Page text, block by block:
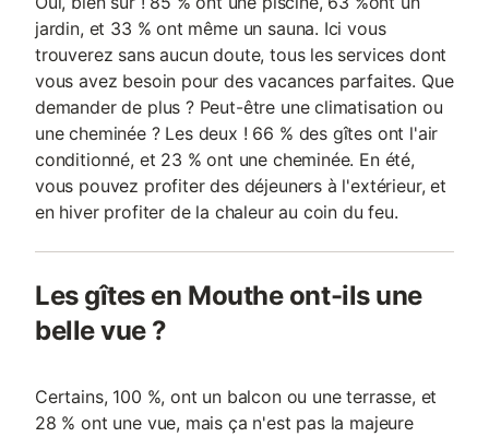
jardin, et 33 % ont même un sauna. Ici vous
trouverez sans aucun doute, tous les services dont
vous avez besoin pour des vacances parfaites. Que
demander de plus ? Peut-être une climatisation ou
une cheminée ? Les deux ! 66 % des gîtes ont l'air
conditionné, et 23 % ont une cheminée. En été,
vous pouvez profiter des déjeuners à l'extérieur, et
en hiver profiter de la chaleur au coin du feu.
Les gîtes en Mouthe ont-ils une
belle vue ?
Certains, 100 %, ont un balcon ou une terrasse, et
28 % ont une vue, mais ça n'est pas la majeure